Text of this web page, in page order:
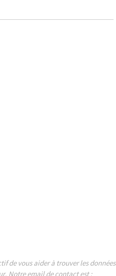
de vous aider à trouver les données
Notre email de contact est :